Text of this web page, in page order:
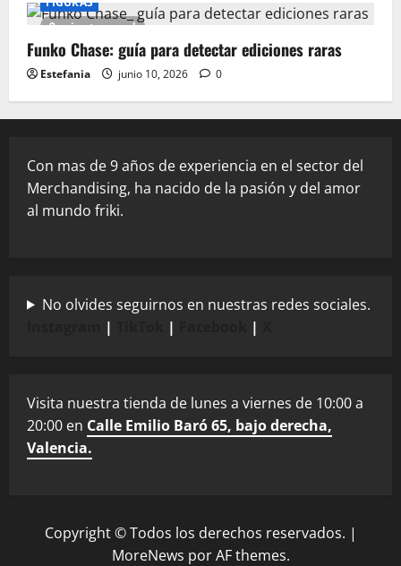
9 minutes read
Funko Chase: guía para detectar ediciones raras
Estefania junio 10, 2026 0
Con mas de 9 años de experiencia en el sector del
Merchandising, ha nacido de la pasión y del amor
al mundo friki.
No olvides seguirnos en nuestras redes sociales.
| | |
Visita nuestra tienda de lunes a viernes de 10:00 a
20:00 en Calle Emilio Baró 65, bajo derecha,
Valencia.
Copyright © Todos los derechos reservados. |
MoreNews por AF themes.